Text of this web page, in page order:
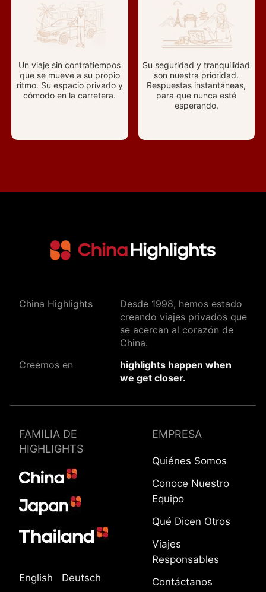
Un viaje sin contratiempos
que se mueve a su propio
ritmo. Su espacio privado y
cómodo en la carretera.
Su seguridad y tranquilidad
son nuestra prioridad.
Respuestas instantáneas,
para que nunca esté
esperando.
China Highlights
Desde 1998, hemos estado
creando viajes privados que
se acercan al corazón de
China.
Creemos en
highlights happen when
we get closer.
FAMILIA DE
HIGHLIGHTS
English Deutsch
EMPRESA
Quiénes Somos
Conoce Nuestro
Equipo
Qué Dicen Otros
Viajes
Responsables
Contáctanos